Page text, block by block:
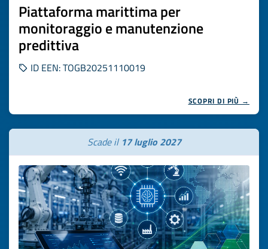
Piattaforma marittima per
monitoraggio e manutenzione
predittiva
ID EEN: TOGB20251110019
SCOPRI DI PIÙ →
Scade il 17 luglio 2027